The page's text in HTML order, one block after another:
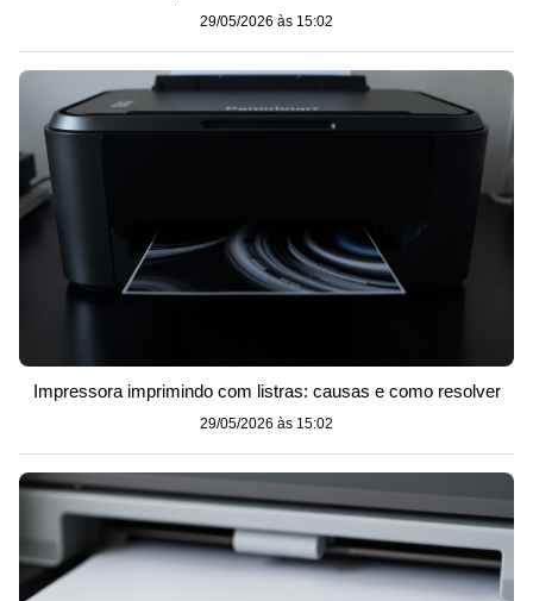
29/05/2026 às 15:02
Impressora imprimindo com listras: causas e como resolver
29/05/2026 às 15:02